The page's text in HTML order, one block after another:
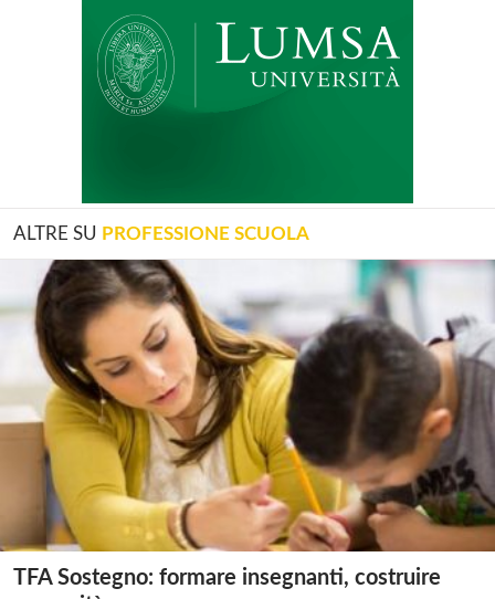
ALTRE SU PROFESSIONE SCUOLA
TFA Sostegno: formare insegnanti, costruire